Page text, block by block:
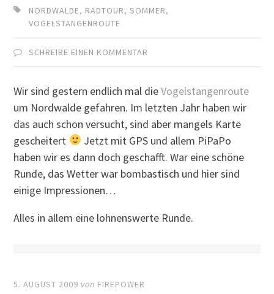
NORDWALDE, RADTOUR,SOMMER,
VOGELSTANGENROUTE
SCHREIBE EINEN KOMMENTAR
Wir sind gestern endlich mal dieVogelstangenroute
um Nordwalde gefahren. Im letzten Jahr haben wir
das auch schon versucht, sind aber mangels Karte
gescheitert
Jetzt mit GPS und allem PiPaPo
haben wir es dann doch geschafft. War eine schöne
Runde, das Wetter war bombastisch und hier sind
einige Impressionen…
Alles in allem eine lohnenswerte Runde.
5. AUGUST 2009 von FIREPOWER